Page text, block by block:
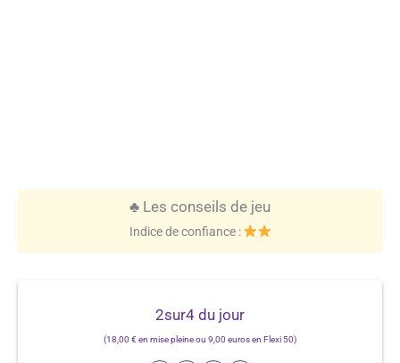
♣️ Les conseils de jeu
Indice de confiance :
2sur4 du jour
(18,00 € en mise pleine ou 9,00 euros en Flexi 50)